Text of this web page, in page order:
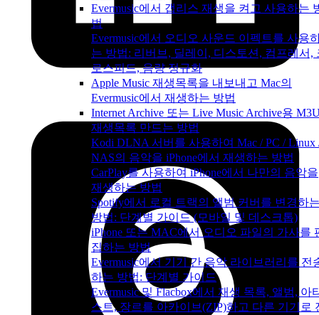
Evermusic에서 갭리스 재생을 켜고 사용하는
법
Evermusic에서 오디오 사운드 이펙트를 사용
는 방법: 리버브, 딜레이, 디스토션, 컴프레서,
로스피드, 음량 정규화
Apple Music 재생목록을 내보내고 Mac의
Evermusic에서 재생하는 방법
Internet Archive 또는 Live Music Archive용
재생목록 만드는 방법
Kodi DLNA 서버를 사용하여 Mac / PC / Linux
NAS의 음악을 iPhone에서 재생하는 방법
CarPlay를 사용하여 iPhone에서 나만의 음악을
재생하는 방법
Spotify에서 로컬 트랙의 앨범 커버를 변경하
방법: 단계별 가이드 (모바일 및 데스크톱)
iPhone 또는 MAC에서 오디오 파일의 가사를
집하는 방법
Evermusic에서 기기 간 음악 라이브러리를 전
하는 방법: 단계별 가이드
Evermusic 및 Flacbox에서 재생 목록, 앨범, 아
스트, 장르를 아카이브(ZIP)하고 다른 기기로